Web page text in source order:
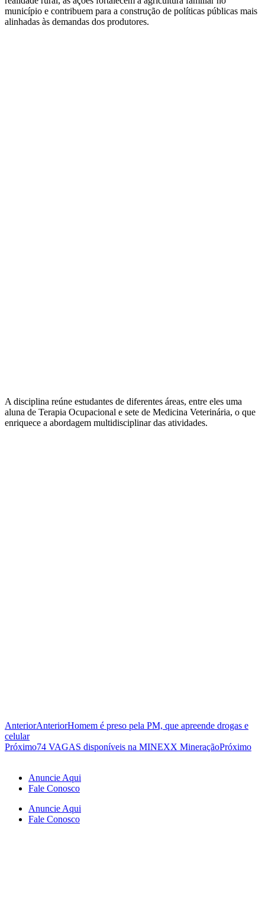
município e contribuem para a construção de políticas públicas mais
alinhadas às demandas dos produtores.
A disciplina reúne estudantes de diferentes áreas, entre eles uma
aluna de Terapia Ocupacional e sete de Medicina Veterinária, o que
enriquece a abordagem multidisciplinar das atividades.
AnteriorAnteriorHomem é preso pela PM, que apreende drogas e
celular
Próximo74 VAGAS disponíveis na MINEXX MineraçãoPróximo
Anuncie Aqui
Fale Conosco
Anuncie Aqui
Fale Conosco